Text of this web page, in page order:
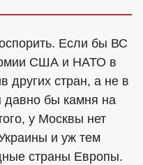
Если бы ВС
США и НАТО в
других стран, а не в
давно бы камня на
у Москвы нет
и уж тем
страны Европы.